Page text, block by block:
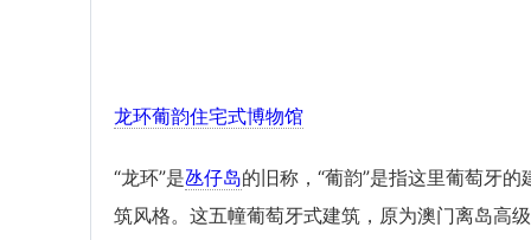
龙环葡韵住宅式博物馆
“龙环”是氹仔岛的旧称，“葡韵”是指这里葡萄牙的
筑风格。这五幢葡萄牙式建筑，原为澳门离岛高